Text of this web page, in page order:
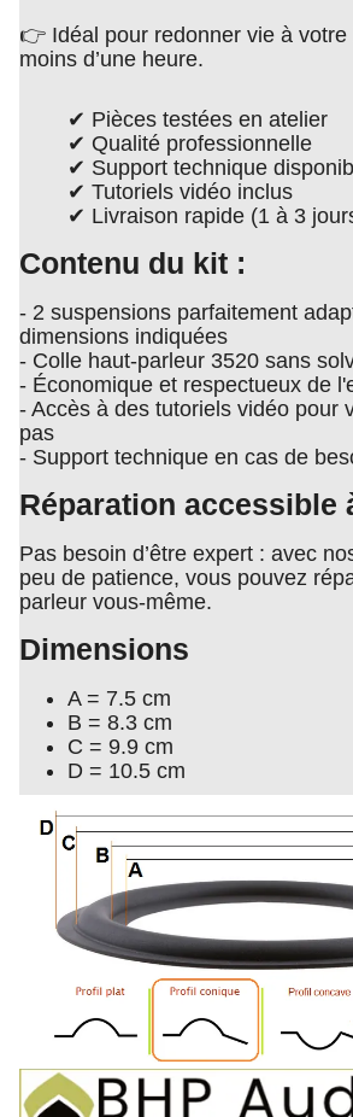
👉 Idéal pour redonner vie à votre
moins d’une heure.
✔ Pièces testées en atelier
✔ Qualité professionnelle
✔ Support technique
✔ Tutoriels vidéo inclus
✔ Livraison rapide (1 à 3
Contenu du kit :
- 2 suspensions parfaitement
dimensions indiquées
- Colle haut-parleur 3520 sans
- Économique et respectueux de
- Accès à des tutoriels vidéo pour
pas
- Support technique en cas de
Réparation accessible
Pas besoin d’être expert : avec
peu de patience, vous pouvez
parleur vous-même.
Dimensions
A = 7.5 cm
B = 8.3 cm
C = 9.9 cm
D = 10.5 cm